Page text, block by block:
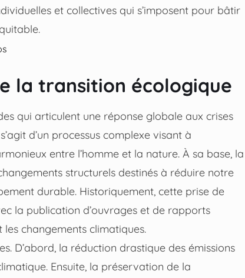
et collectives qui s’imposent pour bâtir
la transition écologique
qui articulent une réponse globale aux crises
d’un processus complexe visant à
entre l’homme et la nature. À sa base, la
structurels destinés à réduire notre
durable. Historiquement, cette prise de
la publication d’ouvrages et de rapports
les changements climatiques.
D’abord, la réduction drastique des émissions
Ensuite, la préservation de la